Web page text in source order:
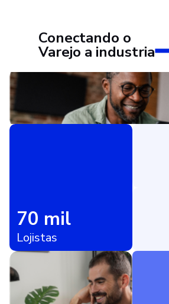
Conectando o
Varejo a industria
70 mil
Lojistas